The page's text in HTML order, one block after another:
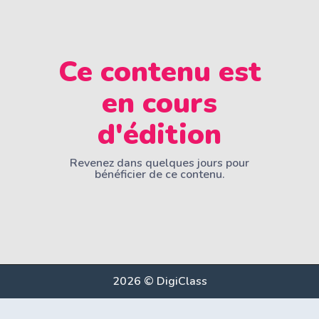
Ce contenu est
en cours
d'édition
Revenez dans quelques jours pour
bénéficier de ce contenu.
2026 © DigiClass